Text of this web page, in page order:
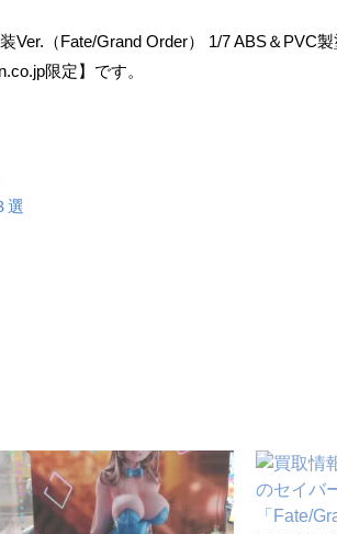
（Fate/Grand ​Order） ​1/7 ​ABS＆PVC
限定】です。
選